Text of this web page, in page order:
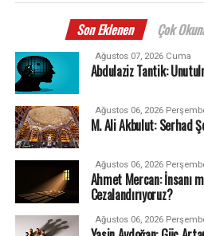
Son Eklenen Çok
Ağustos 07, 2026 Cuma
Abdulaziz Tantik:
Ağustos 06, 2026
M. Ali Akbulut: Serhad
Ağustos 06, 2026
Ahmet Mercan: İnsanı
Cezalandırıyoruz?
Ağustos 06, 2026